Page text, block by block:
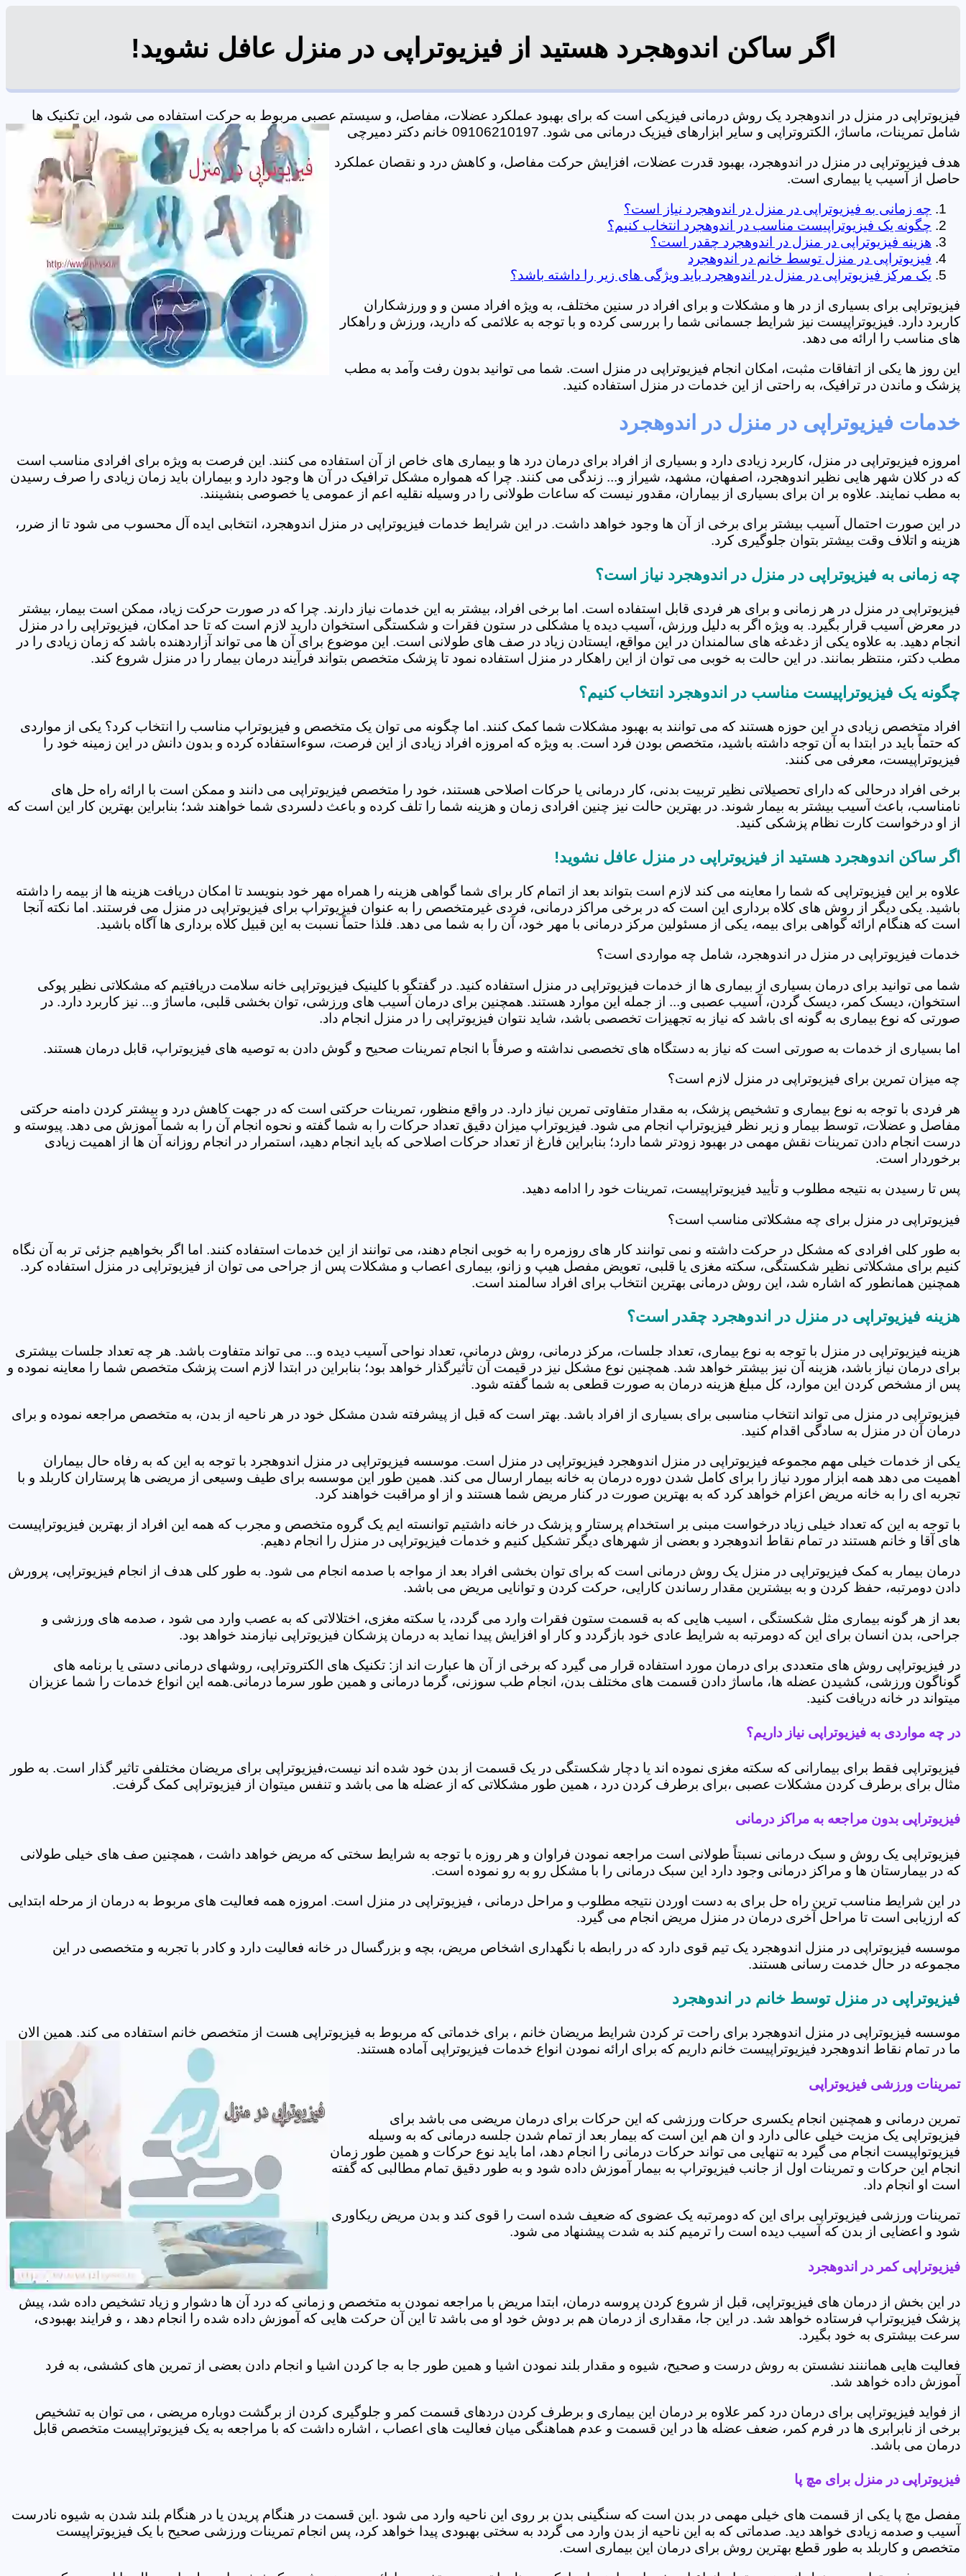
اگر ساکن اندوهجرد هستید از فیزیوتراپی در منزل عافل نشوید!
فیزیوتراپی در منزل در اندوهجرد یک روش درمانی فیزیکی است که برای بهبود عملکرد عضلات، مفاصل، و سیستم عصبی مربوط به حرکت استفاده می شود، این تکنیک ها
شامل تمرینات، ماساژ، الکتروتراپی و سایر ابزارهای فیزیک درمانی می شود. 09106210197 خانم دکتر دمیرچی
هدف فیزیوتراپی در منزل در اندوهجرد، بهبود قدرت عضلات، افزایش حرکت مفاصل، و کاهش درد و نقصان عملکرد
حاصل از آسیب یا بیماری است.
چه زمانی به فیزیوتراپی در منزل در اندوهجرد نیاز است؟
چگونه یک فیزیوتراپیست مناسب در اندوهجرد انتخاب کنیم؟
هزینه فیزیوتراپی در منزل در اندوهجرد چقدر است؟
فیزیوتراپی در منزل توسط خانم در اندوهجرد
یک مرکز فیزیوتراپی در منزل در اندوهجرد باید ویژگی های زیر را داشته باشد؟
فیزیوتراپی برای بسیاری از در ها و مشکلات و برای افراد در سنین مختلف، به ویژه افراد مسن و و ورزشکاران
کاربرد دارد. فیزیوتراپیست نیز شرایط جسمانی شما را بررسی کرده و با توجه به علائمی که دارید، ورزش و راهکار
های مناسب را ارائه می دهد.
این روز ها یکی از اتفاقات مثبت، امکان انجام فیزیوتراپی در منزل است. شما می توانید بدون رفت وآمد به مطب
پزشک و ماندن در ترافیک، به راحتی از این خدمات در منزل استفاده کنید.
خدمات فیزیوتراپی در منزل در اندوهجرد
امروزه فیزیوتراپی در منزل، کاربرد زیادی دارد و بسیاری از افراد برای درمان درد ها و بیماری های خاص از آن استفاده می کنند. این فرصت به ویژه برای افرادی مناسب است
که در کلان شهر هایی نظیر اندوهجرد، اصفهان، مشهد، شیراز و... زندگی می کنند. چرا که همواره مشکل ترافیک در آن ها وجود دارد و بیماران باید زمان زیادی را صرف رسیدن
به مطب نمایند. علاوه بر ان برای بسیاری از بیماران، مقدور نیست که ساعات طولانی را در وسیله نقلیه اعم از عمومی یا خصوصی بنشینند.
در این صورت احتمال آسیب بیشتر برای برخی از آن ها وجود خواهد داشت. در این شرایط خدمات فیزیوتراپی در منزل اندوهجرد، انتخابی ایده آل محسوب می شود تا از ضرر،
هزینه و اتلاف وقت بیشتر بتوان جلوگیری کرد.
چه زمانی به فیزیوتراپی در منزل در اندوهجرد نیاز است؟
فیزیوتراپی در منزل در هر زمانی و برای هر فردی قابل استفاده است. اما برخی افراد، بیشتر به این خدمات نیاز دارند. چرا که در صورت حرکت زیاد، ممکن است بیمار، بیشتر
در معرض آسیب قرار بگیرد. به ویژه اگر به دلیل ورزش، آسیب دیده یا مشکلی در ستون فقرات و شکستگی استخوان دارید لازم است که تا حد امکان، فیزیوتراپی را در منزل
انجام دهید. به علاوه یکی از دغدغه های سالمندان در این مواقع، ایستادن زیاد در صف های طولانی است. این موضوع برای آن ها می تواند آزاردهنده باشد که زمان زیادی را در
مطب دکتر، منتظر بمانند. در این حالت به خوبی می توان از این راهکار در منزل استفاده نمود تا پزشک متخصص بتواند فرآیند درمان بیمار را در منزل شروع کند.
چگونه یک فیزیوتراپیست مناسب در اندوهجرد انتخاب کنیم؟
افراد متخصص زیادی در این حوزه هستند که می توانند به بهبود مشکلات شما کمک کنند. اما چگونه می توان یک متخصص و فیزیوتراپ مناسب را انتخاب کرد؟ یکی از مواردی
که حتماً باید در ابتدا به آن توجه داشته باشید، متخصص بودن فرد است. به ویژه که امروزه افراد زیادی از این فرصت، سوءاستفاده کرده و بدون دانش در این زمینه خود را
فیزیوتراپیست، معرفی می کنند.
برخی افراد درحالی که دارای تحصیلاتی نظیر تربیت بدنی، کار درمانی یا حرکات اصلاحی هستند، خود را متخصص فیزیوتراپی می دانند و ممکن است با ارائه راه حل های
نامناسب، باعث آسیب بیشتر به بیمار شوند. در بهترین حالت نیز چنین افرادی زمان و هزینه شما را تلف کرده و باعث دلسردی شما خواهند شد؛ بنابراین بهترین کار این است که
از او درخواست کارت نظام پزشکی کنید.
اگر ساکن اندوهجرد هستید از فیزیوتراپی در منزل عافل نشوید!
علاوه بر این فیزیوتراپی که شما را معاینه می کند لازم است بتواند بعد از اتمام کار برای شما گواهی هزینه را همراه مهر خود بنویسد تا امکان دریافت هزینه ها از بیمه را داشته
باشید. یکی دیگر از روش های کلاه برداری این است که در برخی مراکز درمانی، فردی غیرمتخصص را به عنوان فیزیوتراپ برای فیزیوتراپی در منزل می فرستند. اما نکته آنجا
است که هنگام ارائه گواهی برای بیمه، یکی از مسئولین مرکز درمانی با مهر خود، آن را به شما می دهد. فلذا حتماً نسبت به این قبیل کلاه برداری ها آگاه باشید.
خدمات فیزیوتراپی در منزل در اندوهجرد، شامل چه مواردی است؟
شما می توانید برای درمان بسیاری از بیماری ها از خدمات فیزیوتراپی در منزل استفاده کنید. در گفتگو با کلینیک فیزیوتراپی خانه سلامت دریافتیم که مشکلاتی نظیر پوکی
استخوان، دیسک کمر، دیسک گردن، آسیب عصبی و... از جمله این موارد هستند. همچنین برای درمان آسیب های ورزشی، توان بخشی قلبی، ماساژ و... نیز کاربرد دارد. در
صورتی که نوع بیماری به گونه ای باشد که نیاز به تجهیزات تخصصی باشد، شاید نتوان فیزیوتراپی را در منزل انجام داد.
اما بسیاری از خدمات به صورتی است که نیاز به دستگاه های تخصصی نداشته و صرفاً با انجام تمرینات صحیح و گوش دادن به توصیه های فیزیوتراپ، قابل درمان هستند.
چه میزان تمرین برای فیزیوتراپی در منزل لازم است؟
هر فردی با توجه به نوع بیماری و تشخیص پزشک، به مقدار متفاوتی تمرین نیاز دارد. در واقع منظور، تمرینات حرکتی است که در جهت کاهش درد و بیشتر کردن دامنه حرکتی
مفاصل و عضلات، توسط بیمار و زیر نظر فیزیوتراپ انجام می شود. فیزیوتراپ میزان دقیق تعداد حرکات را به شما گفته و نحوه انجام آن را به شما آموزش می دهد. پیوسته و
درست انجام دادن تمرینات نقش مهمی در بهبود زودتر شما دارد؛ بنابراین فارغ از تعداد حرکات اصلاحی که باید انجام دهید، استمرار در انجام روزانه آن ها از اهمیت زیادی
برخوردار است.
پس تا رسیدن به نتیجه مطلوب و تأیید فیزیوتراپیست، تمرینات خود را ادامه دهید.
فیزیوتراپی در منزل برای چه مشکلاتی مناسب است؟
به طور کلی افرادی که مشکل در حرکت داشته و نمی توانند کار های روزمره را به خوبی انجام دهند، می توانند از این خدمات استفاده کنند. اما اگر بخواهیم جزئی تر به آن نگاه
کنیم برای مشکلاتی نظیر شکستگی، سکته مغزی یا قلبی، تعویض مفصل هیپ و زانو، بیماری اعصاب و مشکلات پس از جراحی می توان از فیزیوتراپی در منزل استفاده کرد.
همچنین همانطور که اشاره شد، این روش درمانی بهترین انتخاب برای افراد سالمند است.
هزینه فیزیوتراپی در منزل در اندوهجرد چقدر است؟
هزینه فیزیوتراپی در منزل با توجه به نوع بیماری، تعداد جلسات، مرکز درمانی، روش درمانی، تعداد نواحی آسیب دیده و... می تواند متفاوت باشد. هر چه تعداد جلسات بیشتری
برای درمان نیاز باشد، هزینه آن نیز بیشتر خواهد شد. همچنین نوع مشکل نیز در قیمت آن تأثیرگذار خواهد بود؛ بنابراین در ابتدا لازم است پزشک متخصص شما را معاینه نموده و
پس از مشخص کردن این موارد، کل مبلغ هزینه درمان به صورت قطعی به شما گفته شود.
فیزیوتراپی در منزل می تواند انتخاب مناسبی برای بسیاری از افراد باشد. بهتر است که قبل از پیشرفته شدن مشکل خود در هر ناحیه از بدن، به متخصص مراجعه نموده و برای
درمان آن در منزل به سادگی اقدام کنید.
یکی از خدمات خیلی مهم مجموعه فیزیوتراپی در منزل اندوهجرد فیزیوتراپی در منزل است. موسسه فیزیوتراپی در منزل اندوهجرد با توجه به این که به رفاه حال بیماران
اهمیت می دهد همه ابزار مورد نیاز را برای کامل شدن دوره درمان به خانه بیمار ارسال می کند. همین طور این موسسه برای طیف وسیعی از مریضی ها پرستاران کاربلد و با
تجربه ای را به خانه مریض اعزام خواهد کرد که به بهترین صورت در کنار مریض شما هستند و از او مراقبت خواهند کرد.
با توجه به این که تعداد خیلی زیاد درخواست مبنی بر استخدام پرستار و پزشک در خانه داشتیم توانسته ایم یک گروه متخصص و مجرب که همه این افراد از بهترین فیزیوتراپیست
های آقا و خانم هستند در تمام نقاط اندوهجرد و بعضی از شهرهای دیگر تشکیل کنیم و خدمات فیزیوتراپی در منزل را انجام دهیم.
درمان بیمار به کمک فیزیوتراپی در منزل یک روش درمانی است که برای توان بخشی افراد بعد از مواجه با صدمه انجام می شود. به طور کلی هدف از انجام فیزیوتراپی، پرورش
دادن دومرتبه، حفظ کردن و به بیشترین مقدار رساندن کارایی، حرکت کردن و توانایی مریض می باشد.
بعد از هر گونه بیماری مثل شکستگی ، اسیب هایی که به قسمت ستون فقرات وارد می گردد، یا سکته مغزی، اختلالاتی که به عصب وارد می شود ، صدمه های ورزشی و
جراحی، بدن انسان برای این که دومرتبه به شرایط عادی خود بازگردد و کار او افزایش پیدا نماید به درمان پزشکان فیزیوتراپی نیازمند خواهد بود.
در فیزیوتراپی روش های متعددی برای درمان مورد استفاده قرار می گیرد که برخی از آن ها عبارت اند از: تکنیک های الکتروتراپی، روشهای درمانی دستی یا برنامه های
گوناگون ورزشی، کشیدن عضله ها، ماساژ دادن قسمت های مختلف بدن، انجام طب سوزنی، گرما درمانی و همین طور سرما درمانی.همه این انواع خدمات را شما عزیزان
میتواند در خانه دریافت کنید.
در چه مواردی به فیزیوتراپی نیاز داریم؟
فیزیوتراپی فقط برای بیمارانی که سکته مغزی نموده اند یا دچار شکستگی در یک قسمت از بدن خود شده اند نیست،فیزیوتراپی برای مریضان مختلفی تاثیر گذار است. به طور
مثال برای برطرف کردن مشکلات عصبی ،برای برطرف کردن درد ، همین طور مشکلاتی که از عضله ها می باشد و تنفس میتوان از فیزیوتراپی کمک گرفت.
فیزیوتراپی بدون مراجعه به مراکز درمانی
فیزیوتراپی یک روش و سبک درمانی نسبتاً طولانی است مراجعه نمودن فراوان و هر روزه با توجه به شرایط سختی که مریض خواهد داشت ، همچنین صف های خیلی طولانی
که در بیمارستان ها و مراکز درمانی وجود دارد این سبک درمانی را با مشکل رو به رو نموده است.
در این شرایط مناسب ترین راه حل برای به دست اوردن نتیجه مطلوب و مراحل درمانی ، فیزیوتراپی در منزل است. امروزه همه فعالیت های مربوط به درمان از مرحله ابتدایی
که ارزیابی است تا مراحل آخری درمان در منزل مریض انجام می گیرد.
موسسه فیزیوتراپی در منزل اندوهجرد یک تیم قوی دارد که در رابطه با نگهداری اشخاص مریض، بچه و بزرگسال در خانه فعالیت دارد و کادر با تجربه و متخصصی در این
مجموعه در حال خدمت رسانی هستند.
فیزیوتراپی در منزل توسط خانم در اندوهجرد
موسسه فیزیوتراپی در منزل اندوهجرد برای راحت تر کردن شرایط مریضان خانم ، برای خدماتی که مربوط به فیزیوتراپی هست از متخصص خانم استفاده می کند. همین الان
ما در تمام نقاط اندوهجرد فیزیوتراپیست خانم داریم که برای ارائه نمودن انواع خدمات فیزیوتراپی آماده هستند.
تمرینات ورزشی فیزیوتراپی
تمرین درمانی و همچنین انجام یکسری حرکات ورزشی که این حرکات برای درمان مریضی می باشد برای
فیزیوتراپی یک مزیت خیلی عالی دارد و ان هم این است که بیمار بعد از تمام شدن جلسه درمانی که به وسیله
فیزیوتواپیست انجام می گیرد به تنهایی می تواند حرکات درمانی را انجام دهد، اما باید نوع حرکات و همین طور زمان
انجام این حرکات و تمرینات اول از جانب فیزیوتراپ به بیمار آموزش داده شود و به طور دقیق تمام مطالبی که گفته
است او انجام داد.
تمرینات ورزشی فیزیوتراپی برای این که دومرتبه یک عضوی که ضعیف شده است را قوی کند و بدن مریض ریکاوری
شود و اعضایی از بدن که آسیب دیده است را ترمیم کند به شدت پیشنهاد می شود.
فیزیوتراپی کمر در اندوهجرد
در این بخش از درمان های فیزیوتراپی، قبل از شروع کردن پروسه درمان، ابتدا مریض با مراجعه نمودن به متخصص و زمانی که درد آن ها دشوار و زیاد تشخیص داده شد، پیش
پزشک فیزیوتراپ فرستاده خواهد شد. در این جا، مقداری از درمان هم بر دوش خود او می باشد تا این آن حرکت هایی که آموزش داده شده را انجام دهد ، و فرایند بهبودی،
سرعت بیشتری به خود بگیرد.
فعالیت هایی هماننند نشستن به روش درست و صحیح، شیوه و مقدار بلند نمودن اشیا و همین طور جا به جا کردن اشیا و انجام دادن بعضی از تمرین های کششی، به فرد
آموزش داده خواهد شد.
از فواید فیزیوتراپی برای درمان درد کمر علاوه بر درمان این بیماری و برطرف کردن دردهای قسمت کمر و جلوگیری کردن از برگشت دوباره مریضی ، می توان به تشخیص
برخی از نابرابری ها در فرم کمر، ضعف عضله ها در این قسمت و عدم هماهنگی میان فعالیت های اعصاب ، اشاره داشت که با مراجعه به یک فیزیوتراپیست متخصص قابل
درمان می باشد.
فیزیوتراپی در منزل برای مچ پا
مفصل مچ پا یکی از قسمت های خیلی مهمی در بدن است که سنگینی بدن بر روی این ناحیه وارد می شود .این قسمت در هنگام پریدن یا در هنگام بلند شدن به شیوه نادرست
آسیب و صدمه زیادی خواهد دید. صدماتی که به این ناحیه از بدن وارد می گردد به سختی بهبودی پیدا خواهد کرد، پس انجام تمرینات ورزشی صحیح با یک فیزیوتراپیست
متخصص و کاربلد به طور قطع بهترین روش برای درمان این بیماری است.